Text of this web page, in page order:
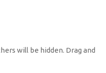
will be hidden. Drag and